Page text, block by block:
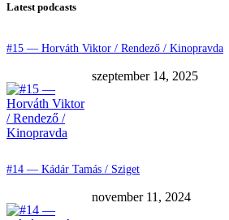
Latest podcasts
#15 — Horváth Viktor / Rendező / Kinopravda
szeptember 14, 2025
#14 — Kádár Tamás / Sziget
november 11, 2024